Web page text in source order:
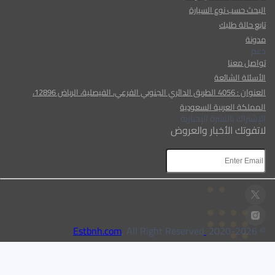
البحث حسب نوع السيارة
تابع حالة طلبك
مدونة
دعم
تواصل معنا
الأسئلة الشائعة
العنوان : 4056 الطريق الدائري الجنوبي الفرعي، الفيصلية، الرياض 12896،
المملكة العربية السعودية
الإشتراك بالنشرة الإخبارية
لاتفوتك الأخبار والعروض
© 2020-
2026
Estbnh.com
, All Right Reserved